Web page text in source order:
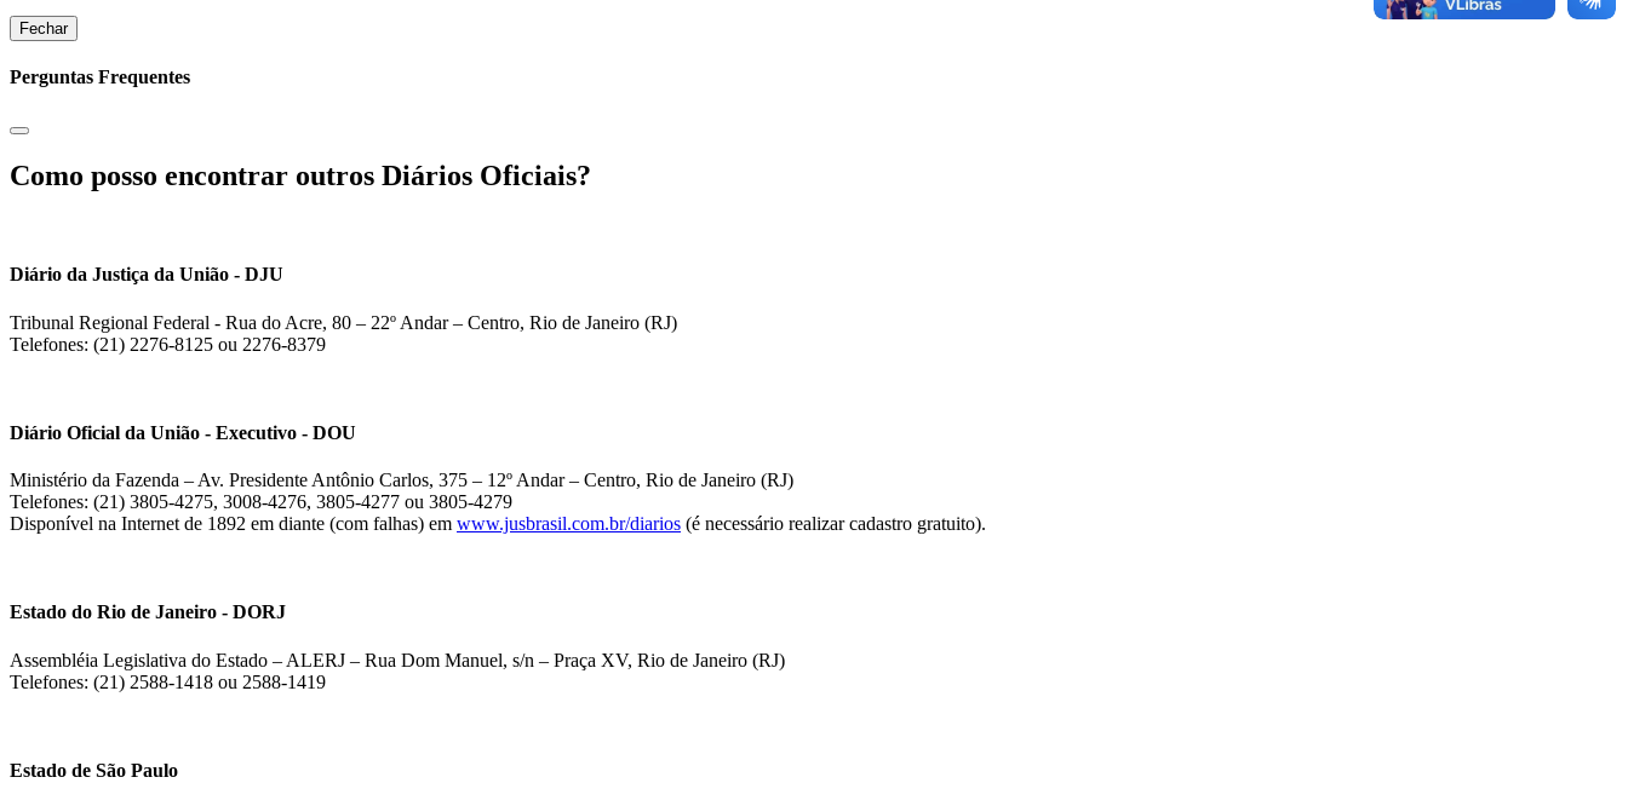
Fechar
Perguntas Frequentes
Como posso encontrar outros Diários Oficiais?
Diário da Justiça da União - DJU
Tribunal Regional Federal - Rua do Acre, 80 – 22º Andar – Centro, Rio de Janeiro (RJ)
Telefones: (21) 2276-8125 ou 2276-8379
Diário Oficial da União - Executivo - DOU
Ministério da Fazenda – Av. Presidente Antônio Carlos, 375 – 12º Andar – Centro, Rio de Janeiro (RJ)
Telefones: (21) 3805-4275, 3008-4276, 3805-4277 ou 3805-4279
Disponível na Internet de 1892 em diante (com falhas) em www.jusbrasil.com.br/diarios (é necessário realizar cadastro gratuito).
Estado do Rio de Janeiro - DORJ
Assembléia Legislativa do Estado – ALERJ – Rua Dom Manuel, s/n – Praça XV, Rio de Janeiro (RJ)
Telefones: (21) 2588-1418 ou 2588-1419
Estado de São Paulo